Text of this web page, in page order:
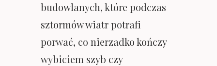
budowlanych, które podczas
sztormów wiatr potrafi
porwać, co nierzadko kończy
wybiciem szyb czy